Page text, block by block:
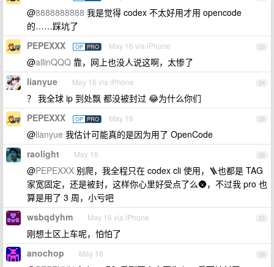
@8888888888 我是觉得 codex 不太好用才用 opencode
的……踩坑了
33
PEPEXXX OP PRO May 16 via iPhone
@allinQQQ 靠，网上也没人说这啊，太惨了
34
lianyue May 16 via iPhone
？ 我全球 ip 到处飘 都没被封过 😂为什么你们
35
PEPEXXX OP PRO May 16
@lianyue 我估计可能真的是因为用了 OpenCode
36
raolight May 16
@PEPEXXX 别爬，我全程只在 codex cli 使用，🪜也都是 TAG
家宽固定，还是被封，这样你心里好受点了么🌚，不过我 pro 也
算是用了 3 周，小亏吧
37
wsbqdyhm May 16 via iPhone
刚想土区上车呢，怕怕了
38
anochop May 16